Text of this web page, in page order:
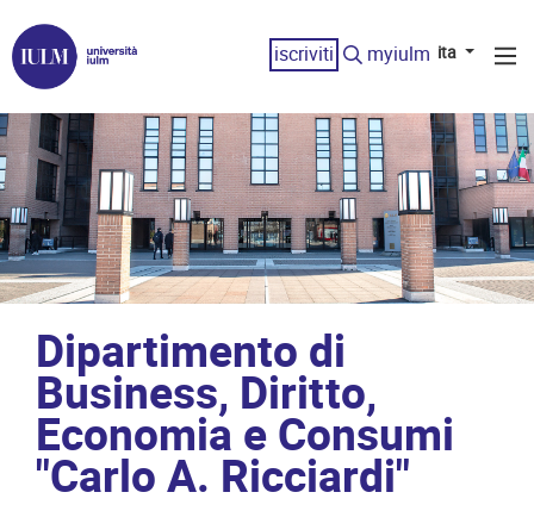
iscriviti myiulm ita
Dipartimento di
Business, Diritto,
Economia e Consumi
"Carlo A. Ricciardi"